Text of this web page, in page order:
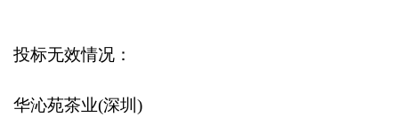
投标无效情况：
华沁苑茶业(深圳)